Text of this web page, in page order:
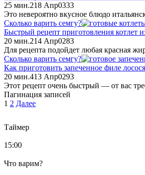
25 мин.218 Апр0333
Это невероятно вкусное блюдо
Сколько варить семгу?
Быстрый рецепт приготовления котлет
20 мин.214 Апр0283
Для рецепта подойдет любая красная
Сколько варить семгу?
Как приготовить запеченное филе
20 мин.413 Апр0293
Этот рецепт очень быстрый — от вас
Пагинация записей
1 2 Далее
Таймер
15:00
Что варим?